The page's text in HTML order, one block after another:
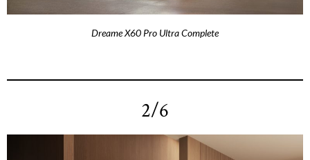
Dreame X60 Pro Ultra Complete
2/6